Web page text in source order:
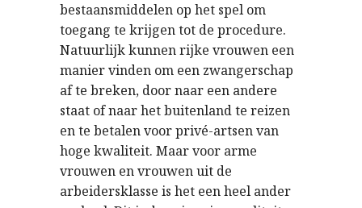
bestaansmiddelen op het spel om
toegang te krijgen tot de procedure.
Natuurlijk kunnen rijke vrouwen een
manier vinden om een zwangerschap
af te breken, door naar een andere
staat of naar het buitenland te reizen
en te betalen voor privé-artsen van
hoge kwaliteit. Maar voor arme
vrouwen en vrouwen uit de
arbeidersklasse is het een heel ander